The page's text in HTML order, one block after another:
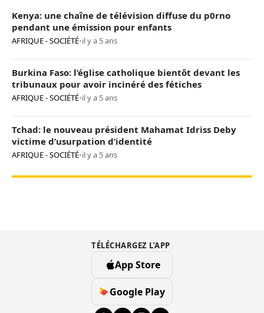
Kenya: une chaîne de télévision diffuse du p0rno
pendant une émission pour enfants
AFRIQUE - SOCIÉTÉ•il y a 5 ans
Burkina Faso: l’église catholique bientôt devant les
tribunaux pour avoir incinéré des fétiches
AFRIQUE - SOCIÉTÉ•il y a 5 ans
Tchad: le nouveau président Mahamat Idriss Deby
victime d’usurpation d’identité
AFRIQUE - SOCIÉTÉ•il y a 5 ans
TÉLÉCHARGEZ L’APP
App Store
Google Play